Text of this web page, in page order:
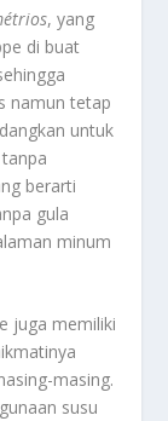
, yang
di buat
namun tetap
untuk
berarti
gula
minum
juga memiliki
masing.
susu